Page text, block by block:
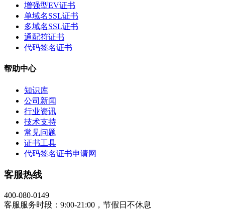
增强型EV证书
单域名SSL证书
多域名SSL证书
通配符证书
代码签名证书
帮助中心
知识库
公司新闻
行业资讯
技术支持
常见问题
证书工具
代码签名证书申请网
客服热线
400-080-0149
客服服务时段：9:00-21:00，节假日不休息